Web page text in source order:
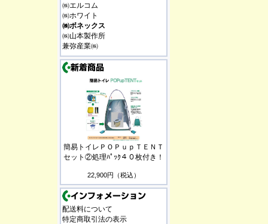
㈱エルコム
㈱ホワイト
㈱ボネックス
㈱山本製作所
兼弥産業㈱
簡易トイレＰＯＰｕｐＴＥＮＴ
セット②処理ﾊﾟｯｸ４０枚付き！
22,900円（税込）
配送料について
特定商取引法の表示